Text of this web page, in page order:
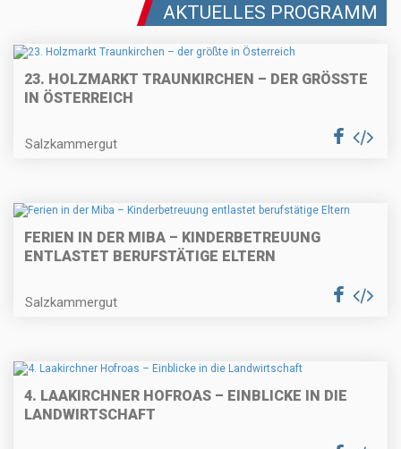
AKTUELLES PROGRAMM
23. HOLZMARKT TRAUNKIRCHEN – DER GRÖSSTE I
N ÖSTERREICH
Salzkammergut
FERIEN IN DER MIBA – KINDERBETREUUNG
ENTLASTET BERUFSTÄTIGE ELTERN
Salzkammergut
4. LAAKIRCHNER HOFROAS – EINBLICKE IN DIE
LANDWIRTSCHAFT